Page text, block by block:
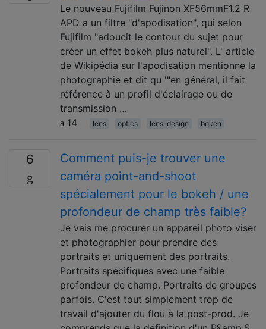
Le nouveau Fujifilm Fujinon XF56mmF1.2 R
APD a un filtre "d'apodisation", qui selon
Fujifilm "adoucit le contour du sujet pour
créer un effet bokeh plus naturel". L' article
de Wikipédia sur l'apodisation mentionne la
photographie et dit qu '"en général, il fait
référence à un profil d'éclairage ou de
transmission …
14
lens optics lens-design bokeh
6
Comment puis-je trouver une
caméra point-and-shoot
spécialement pour le bokeh / une
profondeur de champ très faible?
Je vais me procurer un appareil photo viser
et photographier pour prendre des
portraits et uniquement des portraits.
Portraits spécifiques avec une faible
profondeur de champ. Portraits de groupes
parfois. C'est tout simplement trop de
travail d'ajouter du flou à la post-prod. Je